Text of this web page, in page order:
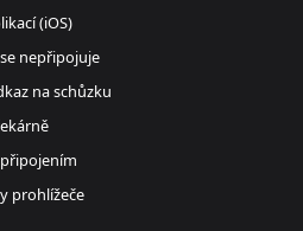
(iOS)
nepřipojuje
na schůzku
prohlížeče